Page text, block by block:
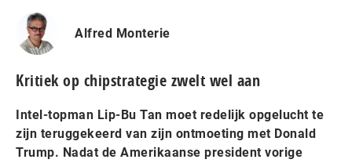
Alfred Monterie
Kritiek op chipstrategie zwelt wel aan
Intel-topman Lip-Bu Tan moet redelijk opgelucht te
zijn teruggekeerd van zijn ontmoeting met Donald
Trump. Nadat de Amerikaanse president vorige